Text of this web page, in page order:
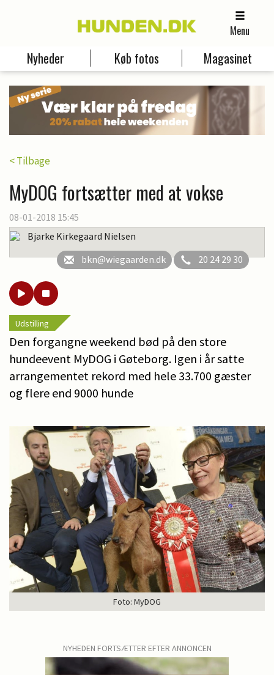
Menu
Nyheder Køb fotos Magasinet
< Tilbage
MyDOG fortsætter med at vokse
08-01-2018 15:45
Bjarke Kirkegaard Nielsen
bkn@wiegaarden.dk
20 24 29 30
Udstilling
Den forgangne weekend bød på den store
hundeevent MyDOG i Gøteborg. Igen i år satte
arrangementet rekord med hele 33.700 gæster
og flere end 9000 hunde
Foto: MyDOG
NYHEDEN FORTSÆTTER EFTER ANNONCEN